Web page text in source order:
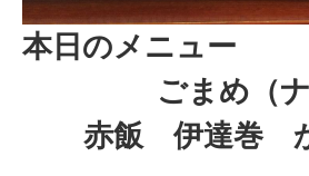
本日のメニュー
ごまめ（
赤飯 伊達巻